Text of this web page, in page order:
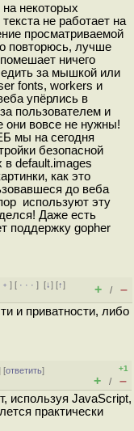
некоторых
не работает на
просматриваемой
повторюсь, лучше
ничего
за мышкой или
fonts, workers и
упёрлись в
пользователем и
они вовсе не нужны!
на сегодня
безопасной
в default.images
как это
до веба
используют эту
Даже есть
поддержку gopher
] [ · · ·][↓] [↑]
+ / –
и приватности, либо
[ответить]
+1
+ / –
используя JavaScript,
практически